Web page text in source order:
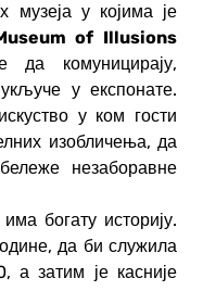
музеја у којима је
of Illusions
да комуницирају,
у експонате.
у ком гости
изобличења, да
незаборавне
богату историју.
да би служила
а затим је касније